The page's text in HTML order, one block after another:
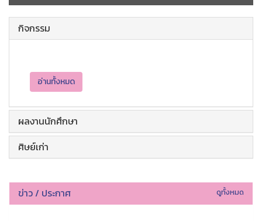
กิจกรรม
อ่านทั้งหมด
ผลงานนักศึกษา
ศิษย์เก่า
ข่าว / ประกาศ ดูทั้งหมด